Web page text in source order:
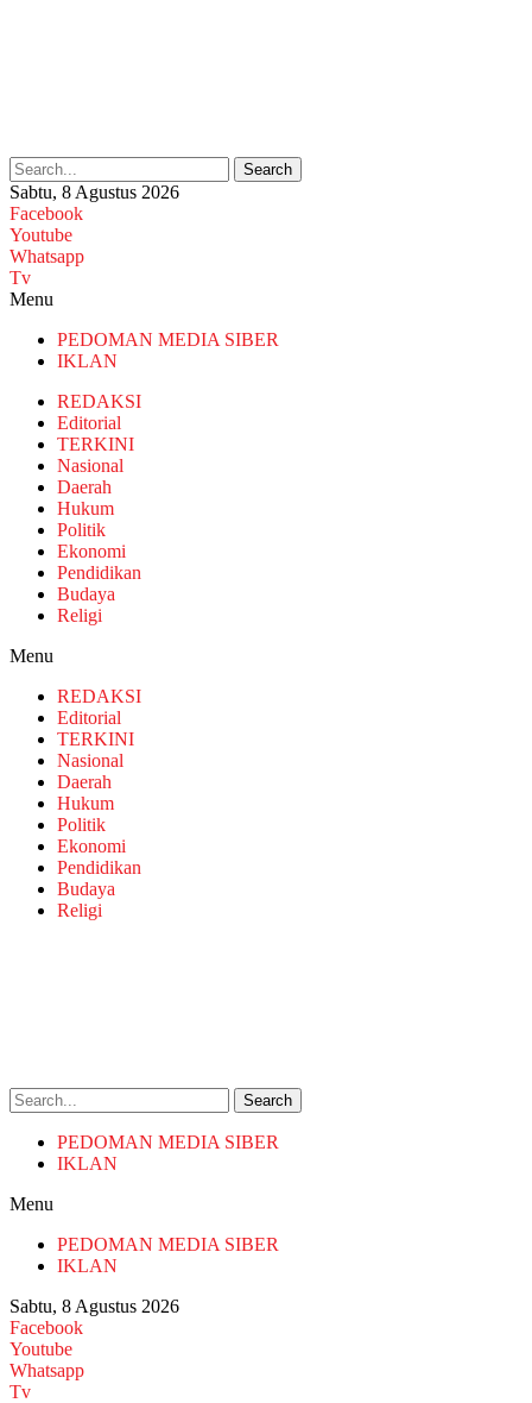
Search
Sabtu, 8 Agustus 2026
Facebook
Youtube
Whatsapp
Tv
Menu
PEDOMAN MEDIA SIBER
IKLAN
REDAKSI
Editorial
TERKINI
Nasional
Daerah
Hukum
Politik
Ekonomi
Pendidikan
Budaya
Religi
Menu
REDAKSI
Editorial
TERKINI
Nasional
Daerah
Hukum
Politik
Ekonomi
Pendidikan
Budaya
Religi
Search
PEDOMAN MEDIA SIBER
IKLAN
Menu
PEDOMAN MEDIA SIBER
IKLAN
Sabtu, 8 Agustus 2026
Facebook
Youtube
Whatsapp
Tv